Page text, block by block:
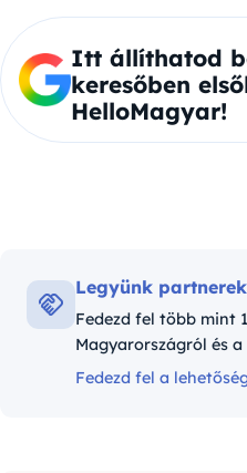
Itt állíthatod
keresőben
HelloMagyar!
Legyünk partnerek
Fedezd fel több mint
Magyarországról és
Fedezd fel a